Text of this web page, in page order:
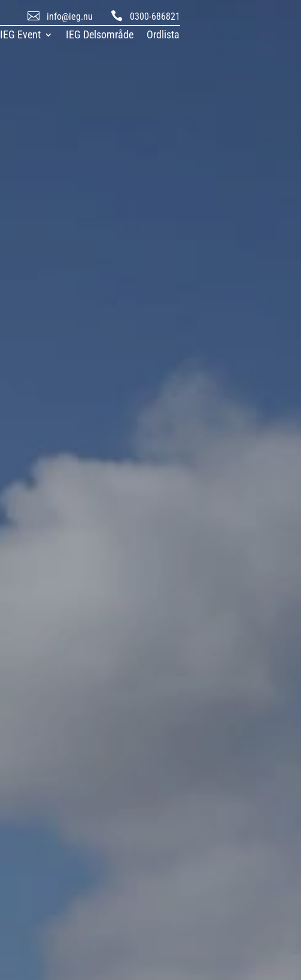
 info@ieg.nu  0300-686821
IEG Event IEG Delsområde
Ordlista